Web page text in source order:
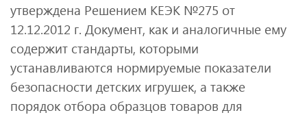
утверждена Решением КЕЭК №275 от
12.12.2012 г. Документ, как и аналогичные ему
содержит стандарты, которыми
устанавливаются нормируемые показатели
безопасности детских игрушек, а также
порядок отбора образцов товаров для